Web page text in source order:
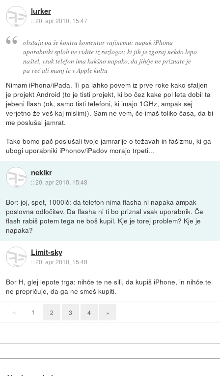
lurker
::20. apr 2010, 15:47
obstaja pa še kontra komentar vajinemu: napak iPhona
uporabniki sploh ne vidite iz razlogov, ki jih je zgoraj nekdo lepo
naštel, vsak telefon ima kakšno napako, da jih/je ne priznate je
pa več ali manj le v Apple kultu
Nimam iPhona/iPada. Ti pa lahko povem iz prve roke kako sfaljen
je projekt Android (to je tisti projekt, ki bo čez kake pol leta dobil ta
jebeni flash (ok, samo tisti telefoni, ki imajo 1GHz, ampak sej
verjetno že veš kaj mislim)). Sam ne vem, če imaš toliko časa, da bi
me poslušal jamrat.
Tako bomo pač poslušali tvoje jamrarije o težavah in fašizmu, ki ga
ubogi uporabniki iPhonov/iPadov morajo trpeti...
nekikr
::20. apr 2010, 15:48
Bor: joj, spet, 1000ič: da telefon nima flasha ni napaka ampak
poslovna odločitev. Da flasha ni ti bo priznal vsak uporabnik. Če
flash rabiš potem tega ne boš kupil. Kje je torej problem? Kje je
napaka?
Limit-sky
::20. apr 2010, 15:48
Bor H, glej lepote trga: nihče te ne sili, da kupiš iPhone, in nihče te
ne prepričuje, da ga ne smeš kupiti.
« 1 2 3 4 »